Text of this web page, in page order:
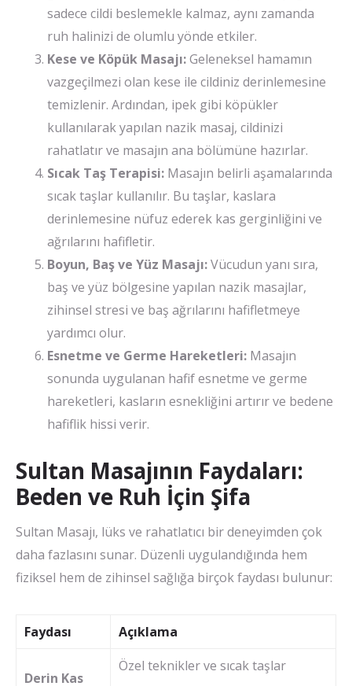
sadece cildi beslemekle kalmaz, aynı zamanda
ruh halinizi de olumlu yönde etkiler.
Kese ve Köpük Masajı:Geleneksel hamamın
vazgeçilmezi olan kese ile cildiniz derinlemesine
temizlenir. Ardından, ipek gibi köpükler
kullanılarak yapılan nazik masaj, cildinizi
rahatlatır ve masajın ana bölümüne hazırlar.
Sıcak Taş Terapisi: Masajın belirli aşamalarında
sıcak taşlar kullanılır. Bu taşlar, kaslara
derinlemesine nüfuz ederek kas gerginliğini ve
ağrılarını hafifletir.
Boyun, Baş ve Yüz Masajı:Vücudun yanı sıra,
baş ve yüz bölgesine yapılan nazik masajlar,
zihinsel stresi ve baş ağrılarını hafifletmeye
yardımcı olur.
Esnetme ve Germe Hareketleri: Masajın
sonunda uygulanan hafif esnetme ve germe
hareketleri, kasların esnekliğini artırır ve bedene
hafiflik hissi verir.
Sultan Masajının Faydaları:
Beden ve Ruh İçin Şifa
Sultan Masajı, lüks ve rahatlatıcı bir deneyimden çok
daha fazlasını sunar. Düzenli uygulandığında hem
fiziksel hem de zihinsel sağlığa birçok faydası bulunur:
Faydası Açıklama
Derin Kas
Özel teknikler ve sıcak taşlar